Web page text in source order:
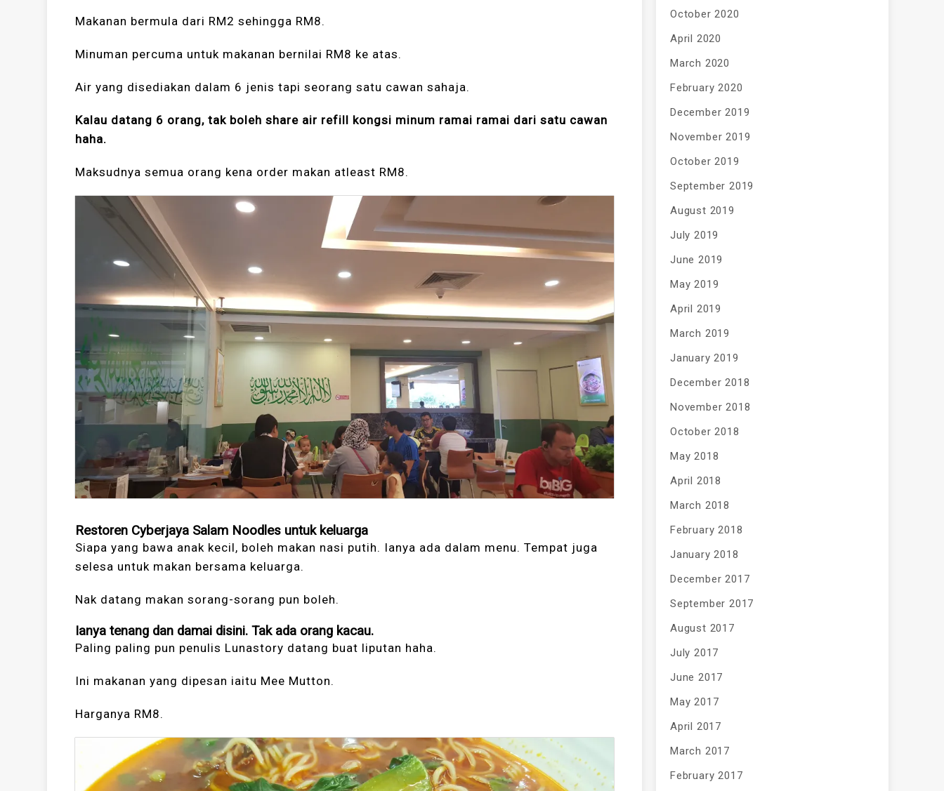
Makanan bermula dari RM2 sehingga RM8.
Minuman percuma untuk makanan bernilai RM8 ke atas.
Air yang disediakan dalam 6 jenis tapi seorang satu cawan sahaja.
Kalau datang 6 orang, tak boleh share air refill kongsi minum ramai ramai dari satu cawan
haha.
Maksudnya semua orang kena order makan atleast RM8.
Restoren Cyberjaya Salam Noodles untuk keluarga
Siapa yang bawa anak kecil, boleh makan nasi putih. Ianya ada dalam menu. Tempat juga
selesa untuk makan bersama keluarga.
Nak datang makan sorang-sorang pun boleh.
Ianya tenang dan damai disini. Tak ada orang kacau.
Paling paling pun penulis Lunastory datang buat liputan haha.
Ini makanan yang dipesan iaitu Mee Mutton.
Harganya RM8.
October 2020
April 2020
March 2020
February 2020
December 2019
November 2019
October 2019
September 2019
August 2019
July 2019
June 2019
May 2019
April 2019
March 2019
January 2019
December 2018
November 2018
October 2018
May 2018
April 2018
March 2018
February 2018
January 2018
December 2017
September 2017
August 2017
July 2017
June 2017
May 2017
April 2017
March 2017
February 2017